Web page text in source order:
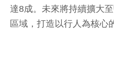
達8成。未來將持續擴大
區域，打造以行人為核心